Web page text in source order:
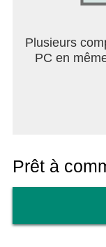
Plusieurs
PC en
Prêt à